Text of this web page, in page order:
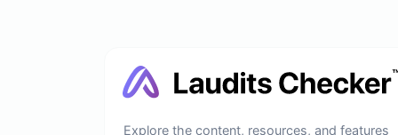
Explore the content, resources, and features